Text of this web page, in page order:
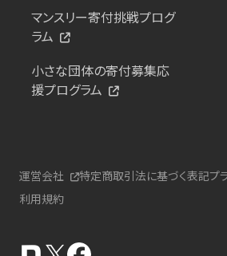
マンスリー寄付挑戦プログ
ラム
小さな団体の寄付募集応
援プログラム
運営会社 特定商取引法に基づく表記プ
利用規約